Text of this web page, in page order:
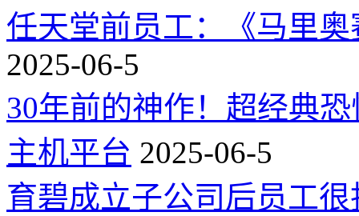
任天堂前员工：《马里
2025-06-5
30年前的神作！超经典
主机平台 2025-06-5
育碧成立子公司后员工